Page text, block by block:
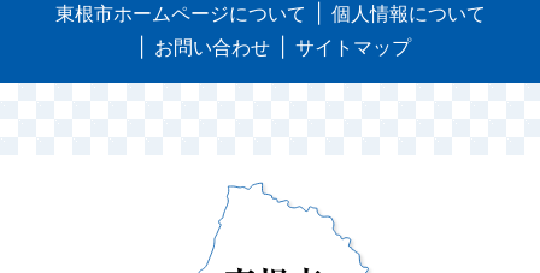
東根市ホームページについて
個人情報について
お問い合わせ
サイトマップ